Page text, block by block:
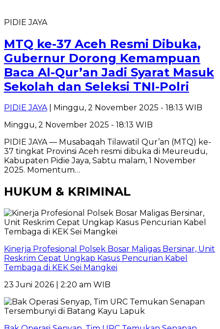
PIDIE JAYA
MTQ ke-37 Aceh Resmi Dibuka,
Gubernur Dorong Kemampuan
Baca Al-Qur’an Jadi Syarat Masuk
Sekolah dan Seleksi TNI-Polri
PIDIE JAYA| Minggu, 2 November 2025 - 18:13 WIB
Minggu, 2 November 2025 - 18:13 WIB
PIDIE JAYA — Musabaqah Tilawatil Qur’an (MTQ) ke-
37 tingkat Provinsi Aceh resmi dibuka di Meureudu,
Kabupaten Pidie Jaya, Sabtu malam, 1 November
2025. Momentum…
HUKUM & KRIMINAL
Kinerja Profesional Polsek Bosar Maligas Bersinar, Unit
Reskrim Cepat Ungkap Kasus Pencurian Kabel
Tembaga di KEK Sei Mangkei
23 Juni 2026 | 2:20 am WIB